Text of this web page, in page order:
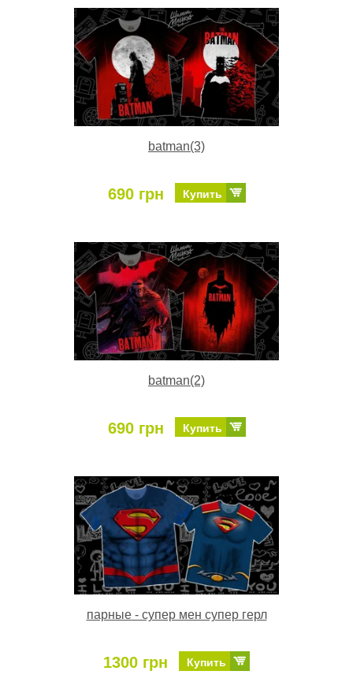
batman(3)
690 грн Купить
batman(2)
690 грн Купить
парные - супер мен супер герл
1300 грн Купить